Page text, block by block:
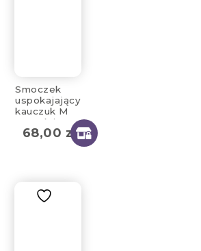
Smoczek
uspokajający
kauczuk M
2-pack iron
& baby blue
68,00 zł